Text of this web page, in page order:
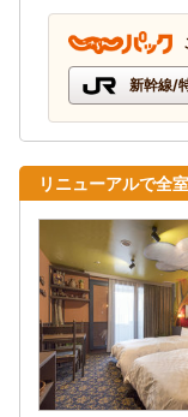
新幹線/
リニューアルで全